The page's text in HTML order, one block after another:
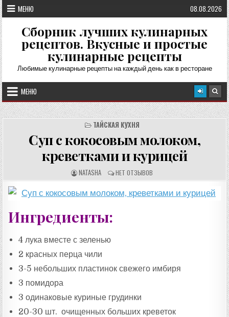
Перейти
к
содержимому
МЕНЮ 08.08.2026
Сборник лучших кулинарных
рецептов. Вкусные и простые
кулинарные рецепты
Любимые кулинарные рецепты на каждый день как в ресторане
МЕНЮ
ТАЙСКАЯ КУХНЯ
Суп с кокосовым молоком,
креветками и курицей
А
В
Т
О
Р
Ц
Е
А
NATASHA О
Т
З
Ы
В
НЕТ ОТЗЫВОВ
Ингредиенты:
4 лука вместе с зеленью
2 красных перца чили
3-5 небольших пластинок свежего имбиря
3 помидора
3 одинаковые куриные грудинки
20-30 шт. очищенных больших креветок